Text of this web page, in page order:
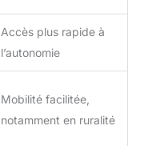
Accès plus rapide à
l’autonomie
Mobilité facilitée,
notamment en ruralité